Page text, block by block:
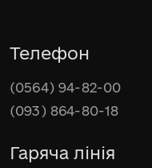
Телефон
(0564) 94-82-00
(093) 864-80-18
Гаряча лінія